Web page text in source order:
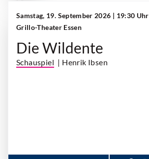
Samstag, 19. September 2026 | 19:30 Uhr
Grillo-Theater Essen
Die Wildente
Schauspiel | Henrik Ibsen